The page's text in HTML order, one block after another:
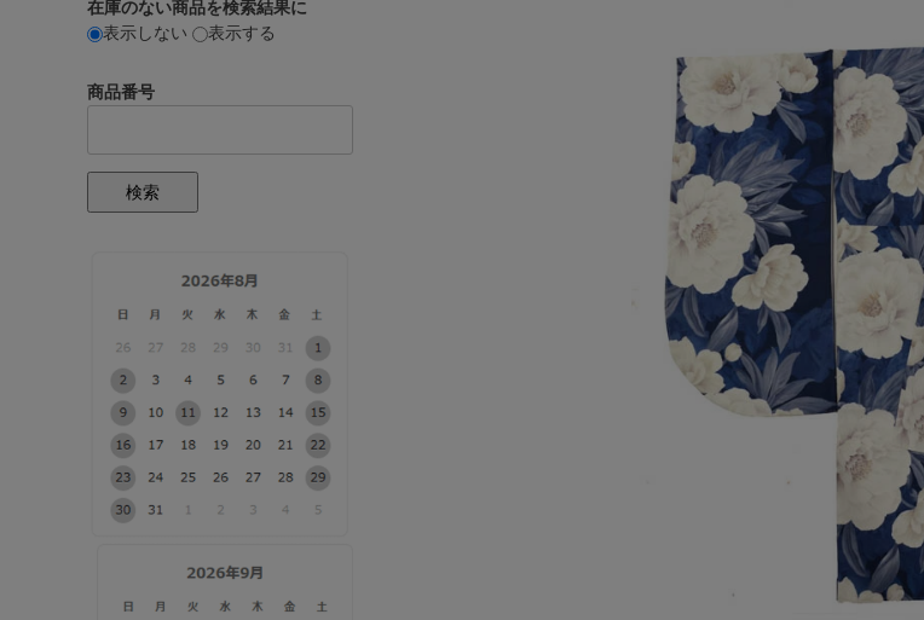
在庫のない商品を検索結果に
表示しない
表示する
商品番号
検索